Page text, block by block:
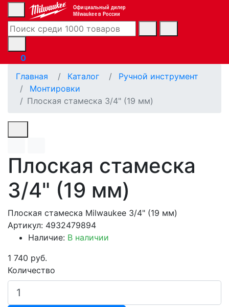
Официальный дилер
Milwaukee в России
0
Главная
Каталог
Ручной инструмент
Монтировки
Плоская стамеска 3/4" (19 мм)
Плоская стамеска
3/4" (19 мм)
Плоская стамеска Milwaukee 3/4" (19 мм)
Артикул: 4932479894
Наличие: В наличии
1 740 руб.
Количество